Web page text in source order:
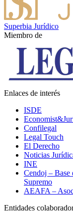
Superbia Jurídico
Miembro de
Enlaces de interés
ISDE
Confilegal
Legal Touch
El Derecho
Noticias
INE
Cendoj – Base
Supremo
AEAFA –
Entidades